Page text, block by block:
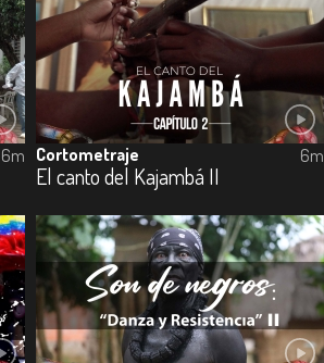
6m Cortometraje
El canto del Kajambá II
6m